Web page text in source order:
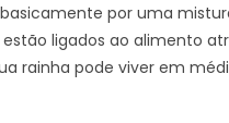
por uma
ligados ao alimento
rainha pode viver em